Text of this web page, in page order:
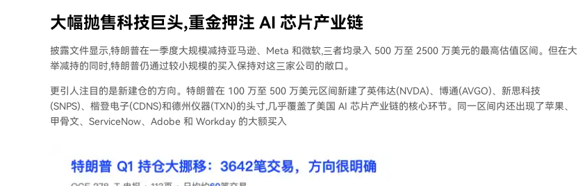
大幅抛售科技巨头,重金押注 AI 芯片产业链
披露文件显示,特朗普在一季度大规模减持亚马逊、Meta 和微软,三者均录入 500 万至 2500 万美元的最高估值区间。但在大
举减持的同时,特朗普仍通过较小规模的买入保持对这三家公司的敞口。
更引人注目的是新建仓的方向。特朗普在 100 万至 500 万美元区间新建了英伟达(NVDA)、博通(AVGO)、新思科技
(SNPS)、楷登电子(CDNS)和德州仪器(TXN)的头寸,几乎覆盖了美国 AI 芯片产业链的核心环节。同一区间内还出现了苹果、
甲骨文、ServiceNow、Adobe 和 Workday 的大额买入